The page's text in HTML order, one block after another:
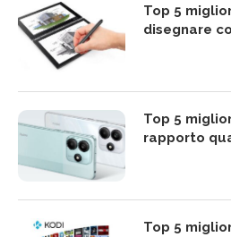
Top 5
disegnare
Top 5
rapporto
Top 5